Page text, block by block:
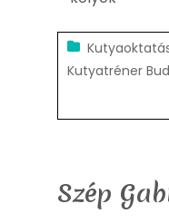
Kutyatréner
Szép